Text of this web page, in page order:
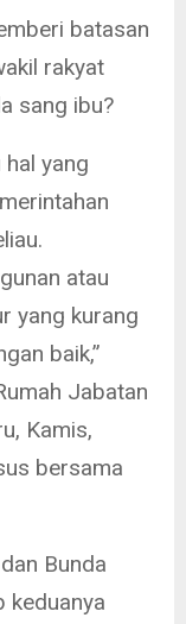
batasan
rakyat
sang ibu?
hal yang
atau
yang kurang
baik,”
Jabatan
Kamis,
bersama
Bunda
keduanya